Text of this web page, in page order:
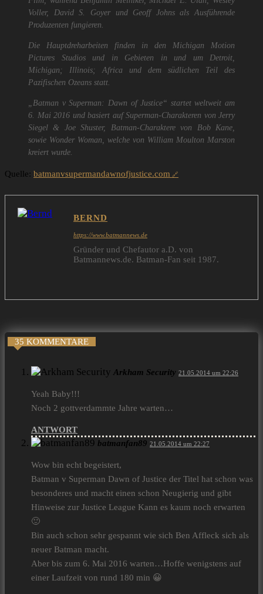
Voller, David S. Goyer und Geoff Johns als Ausführende
Produzenten fungieren.
Die Hauptdreharbeiten finden in den Michigan Motion
Pictures Studios und in Gebieten in und um Detroit,
Michigan; Illinois; Africa und dem südlichen Teil des
Pazifischen Ozeans statt.
„Batman v Superman: Dawn of Justice“ startet weltweit am
6. Mai 2016 und basiert auf Superman-Charakteren von Jerry
Siegel & Joe Shuster, Batman-Charaktere von Bob Kane,
sowie Wonder Woman, welche von William Moulton Marston
kreiert wurde.
Quelle: batmanvsupermandawnofjustice.com
BERND
https://www.batmannews.de
Gründer und Chefautor a.D. von
Batmannews.de. Batman-Fan seit 1987.
35 KOMMENTARE
Arkham Security 21.05.2014 um 22:26
Yeah Baby!!!
Noch 2 gottverdammte Jahre warten…
ANTWORT
batmanfan89 21.05.2014 um 22:27
Wow bin echt begeistert,
Batman v Superman Dawn of Justice der Titel hat schon was
besonderes und macht einen schon Neugierig und gibt
Hinweise zur Justice League Kann es kaum noch erwarten
🙂
Bin auch schon sehr gespannt wie sich Ben Affleck sich als
neuer Batman macht.
Aber bis zum 6. Mai 2016 warten…Hoffe wenigstens auf
einer Laufzeit von rund 180 min 😀